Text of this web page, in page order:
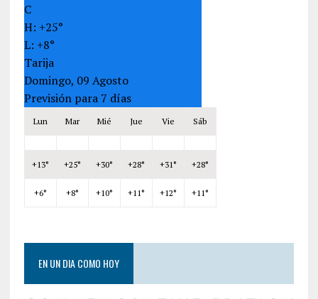
C
H: +25°
L: +8°
Tarija
Domingo, 09 Agosto
Previsión para 7 días
Lun Mar Mié Jue Vie Sáb
+13° +25° +30° +28° +31° +28°
+6° +8° +10° +11° +12° +11°
EN UN DIA COMO HOY